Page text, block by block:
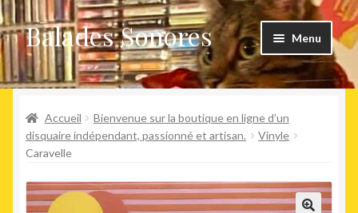
Aller
à
la
navigation
Aller
au
contenu
Balades Sonores Menu
Boutique
Nouveaux arrivages
Précommandes
Agenda
Accueil
Bienvenue sur la boutique en ligne d’un
disquaire indépendant, passionné et artisan.
Vinyle
Caravelle